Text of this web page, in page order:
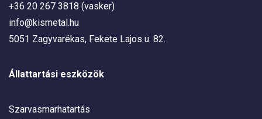
+36 20 267 3818 (vasker)
info@kismetal.hu
5051 Zagyvarékas, Fekete Lajos u. 82.
Állattartási eszközök
Szarvasmarhatartás